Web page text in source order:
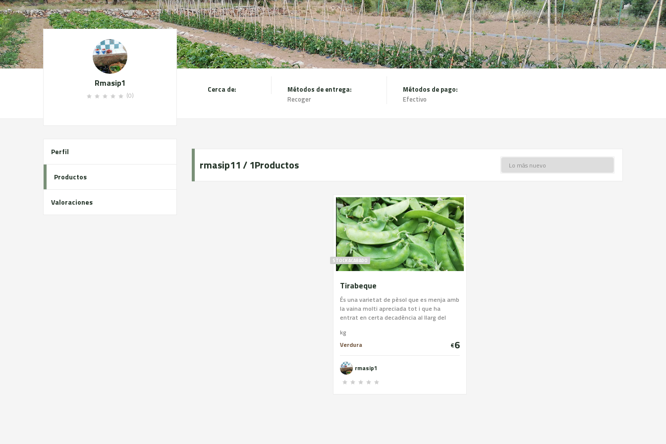
Cerca de:
Métodos de entrega:
Recoger
Métodos de pago:
Efectivo
Rmasip1
(0)
Perfil
Productos
Valoraciones
rmasip11 / 1Productos
STOCK ACABADO
Tirabeque
És una varietat de pèsol que es menja amb
la vaina molti apreciada tot i que ha
entrat en certa decadència al llarg del
maneres, en sopes, bullits, fregits, etc. i a
la zona de Castelló es posa a la paella.
kg
Verdura
€6
rmasip1